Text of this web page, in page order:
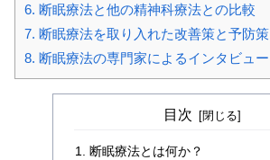
6. 断眠療法と他の精神科療法との比較
7. 断眠療法を取り入れた改善策と予防策
8. 断眠療法の専門家によるインタビュー
目次
断眠療法とは何か？